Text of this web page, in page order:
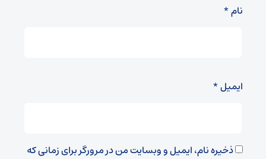
نام*
ایمیل*
ذخیره نام، ایمیل و وبسایت من در مرورگر برای زمانی که